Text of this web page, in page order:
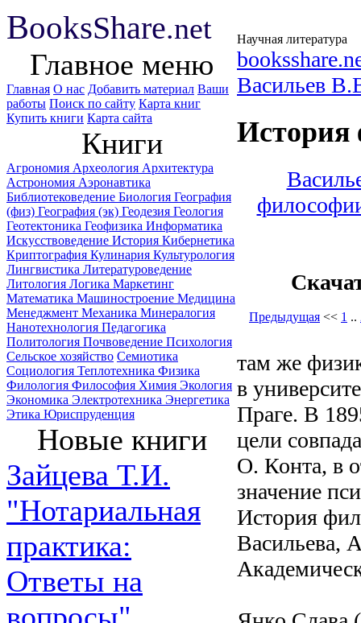
BooksShare.net Научная литература
Главное меню
Главная О нас Добавить материал Ваши
работы Поиск по сайту Карта книг
Купить книги Карта сайта
Книги
Агрономия Археология Архитектура
Астрономия Аэронавтика
Библиотековедение Биология География
(физ) География (эк) Геодезия Геология
Геотектоника Геофизика Информатика
Искусствоведение История Кибернетика
Криптография Кулинария Культурология
Лингвистика Литературоведение
Литология Логика Маркетинг
Математика Машиностроение Медицина
Менеджмент Механика Минералогия
Нанотехнология Педагогика
Политология Почвоведение Психология
Сельское хозяйство Семиотика
Социология Теплотехника Физика
Филология Философия Химия Экология
Экономика Электротехника Энергетика
Этика Юриспруденция
Новые книги
Зайцева Т.И.
"Нотариальная
практика:
Ответы на
Васильев
История
Предыдущая << 1 ..
там же
в
Праге. В
цели
О. Конта, в
значение
История
Васильева,